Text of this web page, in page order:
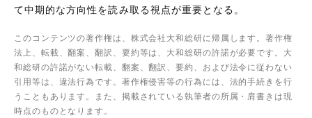
て中期的な方向性を読み取る視点が重要となる。
このコンテンツの著作権は、株式会社大和総研に帰属します。著作権
法上、転載、翻案、翻訳、要約等は、大和総研の許諾が必要です。大
和総研の許諾がない転載、翻案、翻訳、要約、および法令に従わない
引用等は、違法行為です。著作権侵害等の行為には、法的手続きを行
うこともあります。また、掲載されている執筆者の所属・肩書きは現
時点のものとなります。